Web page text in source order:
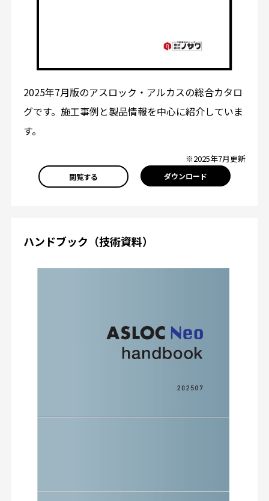
2025年7月版のアスロック・アルカスの総合カタロ
グです。施工事例と製品情報を中心に紹介していま
す。
※2025年7月更新
閲覧する ダウンロード
ハンドブック（技術資料）